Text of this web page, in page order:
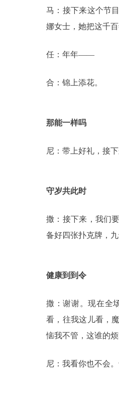
马：接下来这个节
娜女士，她把这千
任：年年——
合：锦上添花。
那能一样吗
尼：带上好礼，接
守岁共此时
撒：接下来，我们
备好四张扑克牌，
健康到到令
撒：谢谢。现在全
看，往我这儿看，
恼我不管，这谁的
尼：我看你也不会